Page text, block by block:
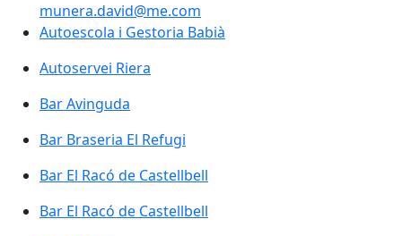
munera.david@me.com
Autoescola i Gestoria Babià
Autoservei Riera
Bar Avinguda
Bar Braseria El Refugi
Bar El Racó de Castellbell
Bar El Racó de Castellbell